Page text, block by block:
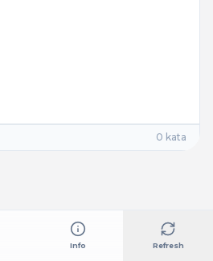
0 kata
Info Refresh